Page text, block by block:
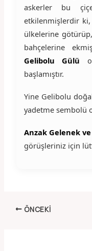
askerler bu
etkilenmişlerdir ki,
ülkelerine
bahçelerine
Gelibolu Gülü
başlamıştır.
Yine Gelibolu
yadetme sembolü
Anzak Gelenek
görüşleriniz için
ÖNCEKI